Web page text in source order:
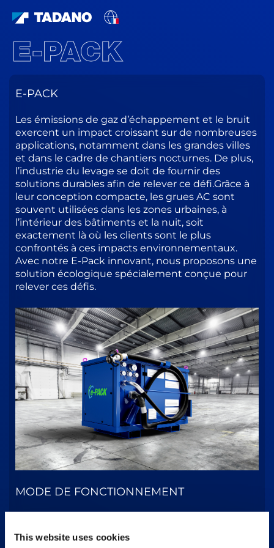
This website uses cookies
E-PACK
E-PACK
Les émissions de gaz d’échappement et le bruit
exercent un impact croissant sur de nombreuses
applications, notamment dans les grandes villes
et dans le cadre de chantiers nocturnes. De plus,
l’industrie du levage se doit de fournir des
solutions durables afin de relever ce défi.Grâce à
leur conception compacte, les grues AC sont
souvent utilisées dans les zones urbaines, à
l’intérieur des bâtiments et la nuit, soit
exactement là où les clients sont le plus
confrontés à ces impacts environnementaux.
Avec notre E-Pack innovant, nous proposons une
solution écologique spécialement conçue pour
relever ces défis.
MODE DE FONCTIONNEMENT
un moteur électrique intégré permettant un